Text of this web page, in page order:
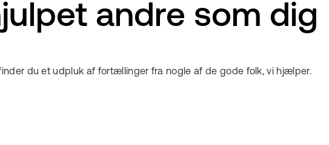
andre som dig
du et udpluk af fortællinger fra nogle af de gode folk, vi hjælper.